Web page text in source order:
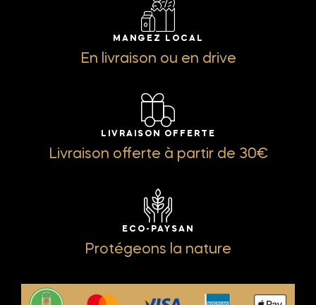
MANGEZ LOCAL
En livraison ou en drive
LIVRAISON OFFERTE
Livraison offerte à partir de 30€
ECO-PAYSAN
Protégeons la nature